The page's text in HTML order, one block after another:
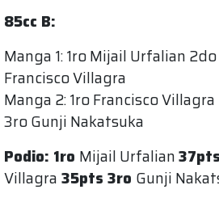
85cc B:
Manga 1: 1ro Mijail Urfalian
Francisco Villagra
Manga 2: 1ro Francisco
3ro Gunji Nakatsuka
Podio: 1ro Mijail Urfalian
Villagra 35pts 3ro Gunji